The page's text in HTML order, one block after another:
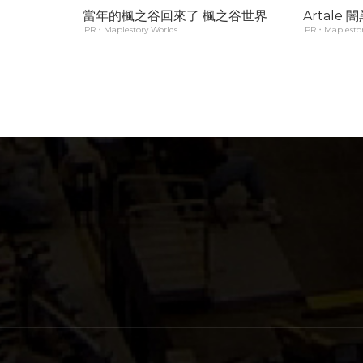
當年的楓之谷回來了 楓之谷世界
PR・Maplestory Worlds
Artale 闇
PR・